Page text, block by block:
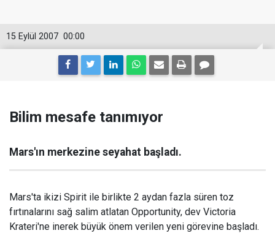
00:00
15 Eylül 2007
Bilim mesafe tanımıyor
Mars'ın merkezine seyahat başladı.
Mars'ta ikizi Spirit ile birlikte 2 aydan fazla süren toz
fırtınalarını sağ salim atlatan Opportunity, dev Victoria
Krateri'ne inerek büyük önem verilen yeni görevine başladı.